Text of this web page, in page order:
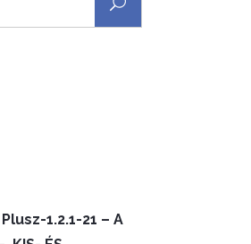
Plusz-1.2.1-21 – A